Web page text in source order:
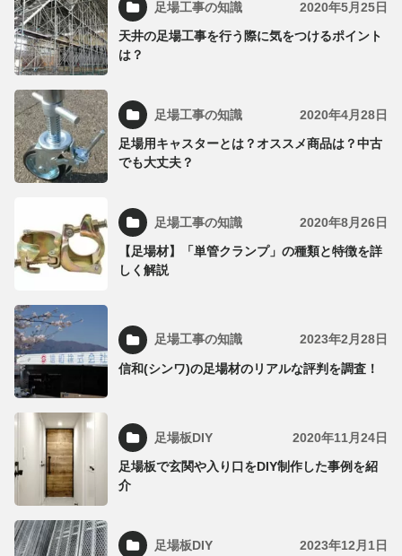
足場工事の知識 2020年5月25日
天井の足場工事を行う際に気をつけるポイント
は？
足場工事の知識 2020年4月28日
足場用キャスターとは？オススメ商品は？中古
でも大丈夫？
足場工事の知識 2020年8月26日
【足場材】「単管クランプ」の種類と特徴を詳
しく解説
足場工事の知識 2023年2月28日
信和(シンワ)の足場材のリアルな評判を調査！
足場板DIY 2020年11月24日
足場板で玄関や入り口をDIY制作した事例を紹
介
足場板DIY 2023年12月1日